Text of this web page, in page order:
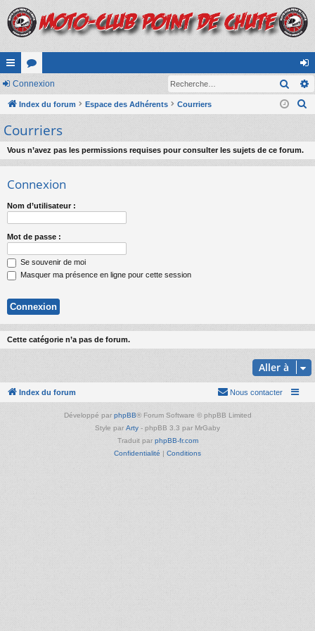
cc
ès
ra
pi
de
or
u
s
on
ne
on
Connexion
Index du forum Espace des Adhérents Courriers
e
Courriers
Vous n’avez pas les permissions requises pour consulter les sujets de ce forum.
Connexion
Nom d’utilisateur :
Mot de passe :
Se souvenir de moi
Masquer ma présence en ligne pour cette session
Cette catégorie n’a pas de forum.
Aller à
Index du forum Nous contacter
Développé par phpBB® Forum Software © phpBB Limited
Style par Arty - phpBB 3.3 par MrGaby
Traduit par phpBB-fr.com
Confidentialité | Conditions